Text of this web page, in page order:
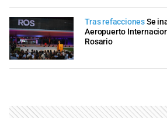
Tras refaccionesSe
Aeropuerto
Rosario